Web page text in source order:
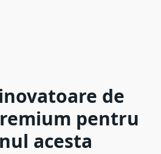
de
pentru
acesta